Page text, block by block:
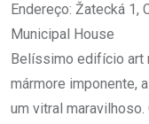
Endereço: Žatecká 1,
Municipal House
Belíssimo edifício art
mármore imponente,
um vitral